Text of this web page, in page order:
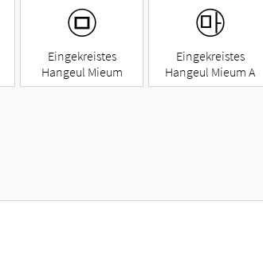
㉤
Eingekreistes
Hangeul Mieum
㉲
Eingekreistes
Hangeul Mieum A